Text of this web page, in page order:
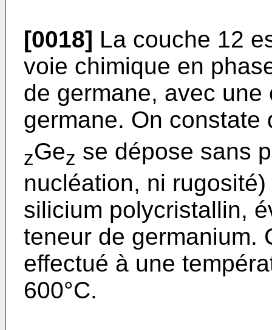
[0018] La couche 12
voie chimique en
de germane, avec
germane. On constate
zGez se dépose sans
nucléation, ni
silicium polycristallin,
teneur de germanium.
effectué à une
600°C.